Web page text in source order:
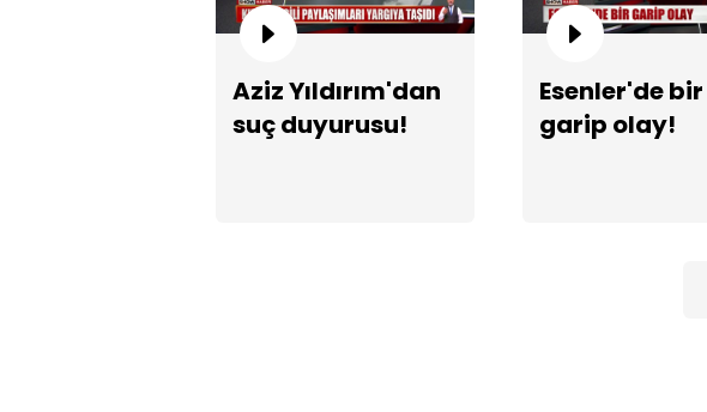
Aziz Yıldırım'dan
suç duyurusu!
Esenler'de bir
garip olay!